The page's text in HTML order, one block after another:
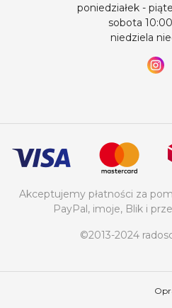
poniedziałek -
sobota
niedziela
Akceptujemy płatności za
PayPal, imoje, Blik i
©2013-2024